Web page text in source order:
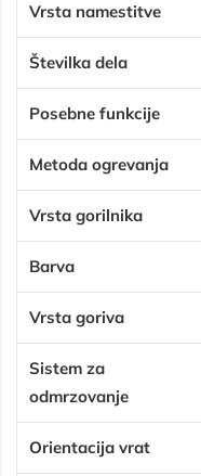
Vrsta namestitve
Številka dela
Posebne funkcije
Metoda ogrevanja
Vrsta gorilnika
Barva
Vrsta goriva
Sistem za
odmrzovanje
Orientacija vrat